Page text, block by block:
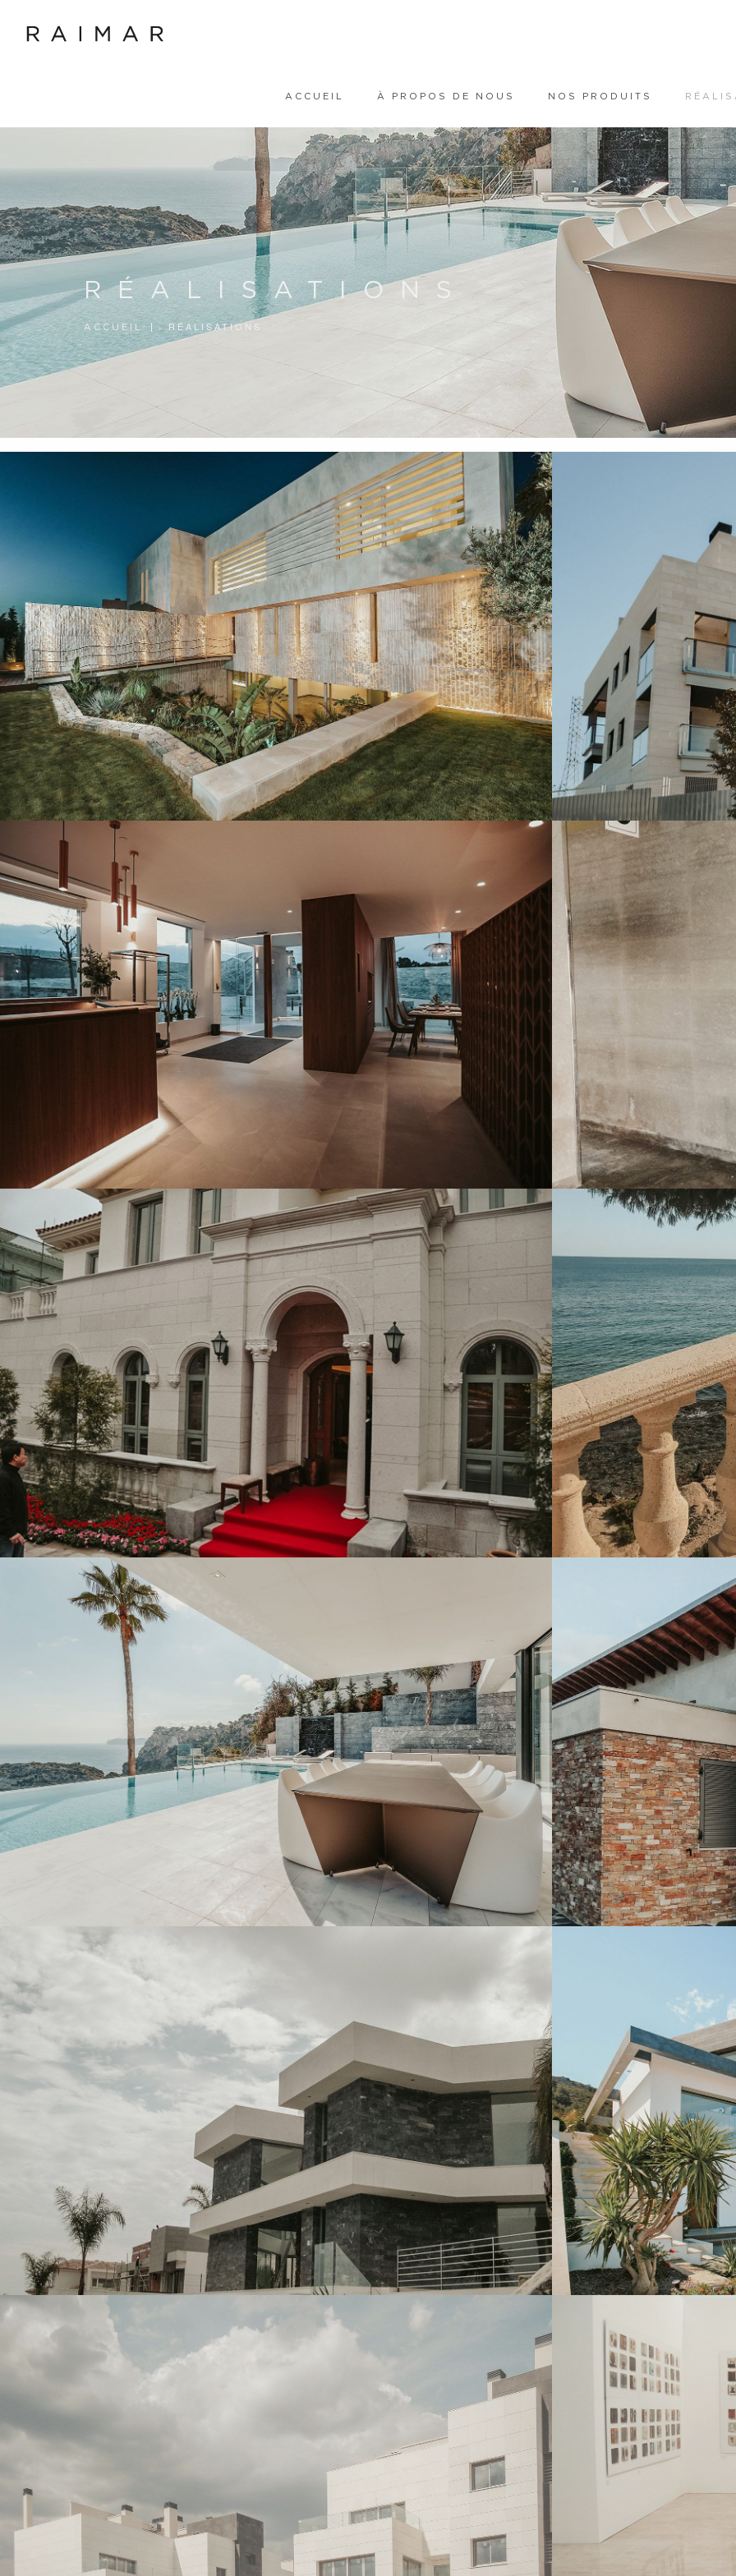
ACCUEIL À PROPOS DE NOUS NOS PRODUITS
RÉALISATIONS
ACCUEIL RÉALISATIONS
CREMA ELVIRA GRIS OVA
CREMA ALTAMIRA
BLANCO ALI CREMA MARFIL
NEGRO MARKINA
CALIZA ALBA CREMA